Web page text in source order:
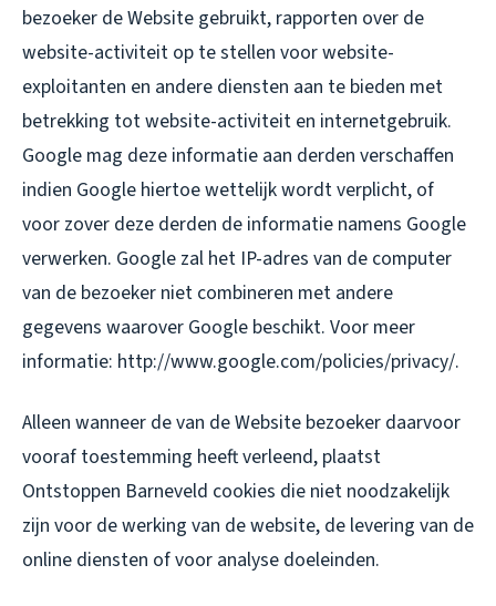
bezoeker de Website gebruikt, rapporten over de
website-activiteit op te stellen voor website-
exploitanten en andere diensten aan te bieden met
betrekking tot website-activiteit en internetgebruik.
Google mag deze informatie aan derden verschaffen
indien Google hiertoe wettelijk wordt verplicht, of
voor zover deze derden de informatie namens Google
verwerken. Google zal het IP-adres van de computer
van de bezoeker niet combineren met andere
gegevens waarover Google beschikt. Voor meer
informatie: http://www.google.com/policies/privacy/.
Alleen wanneer de van de Website bezoeker daarvoor
vooraf toestemming heeft verleend, plaatst
Ontstoppen Barneveld cookies die niet noodzakelijk
zijn voor de werking van de website, de levering van de
online diensten of voor analyse doeleinden.